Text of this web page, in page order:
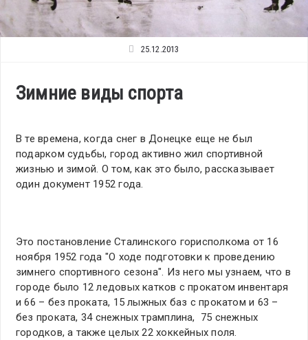
25.12.2013
Зимние виды спорта
В те времена, когда снег в Донецке еще не был
подарком судьбы, город активно жил спортивной
жизнью и зимой. О том, как это было, рассказывает
один документ 1952 года.
Это постановление Сталинского горисполкома от 16
ноября 1952 года "О ходе подготовки к проведению
зимнего спортивного сезона". Из него мы узнаем, что в
городе было 12 ледовых катков с прокатом инвентаря
и 66 – без проката, 15 лыжных баз с прокатом и 63 –
без проката, 34 снежных трамплина, 75 снежных
городков, а также целых 22 хоккейных поля.